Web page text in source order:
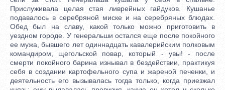
Прислуживала целая стая ливрейных гайдуков. Кушанье
подавалось в серебряной миске и на серебряных блюдах.
Обед был на славу, какой только можно приготовить в
уездном городе. У генеральши остался еще после покойного
ее мужа, бывшего лет одиннадцать кавалерийским полковым
командиром, щегольской повар, который - увы! - после
смерти покойного барина изнывал в бездействии, практикуя
себя в создании картофельного супа и жареной печенки, и
деятельность его вызывалась тогда только, когда приезжал